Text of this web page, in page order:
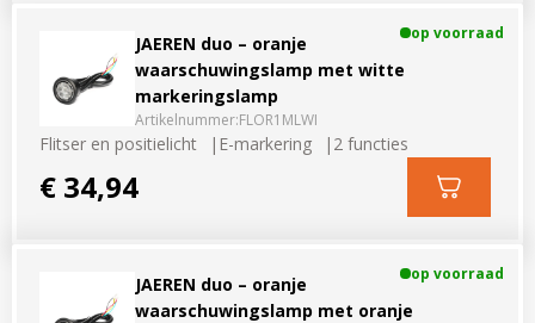
JAEREN duo – oranje
waarschuwingslamp met witte
markeringslamp
Artikelnummer:FLOR1MLWI
op voorraad
Flitser en positielicht E-markering 2 functies
€ 34,94
JAEREN duo – oranje
waarschuwingslamp met oranje
op voorraad